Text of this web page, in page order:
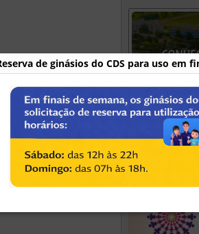
Acolhe UFSC
de ginásios do CDS para uso em